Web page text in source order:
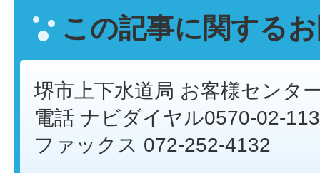
この記事に関する
堺市上下水道局 お客様センタ
電話 ナビダイヤル0570-02-
ファックス 072-252-4132